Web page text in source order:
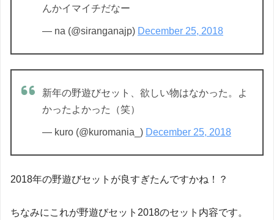
んかイマイチだなー
— na (@siranganajp) December 25, 2018
新年の野遊びセット、欲しい物はなかった。よ
かったよかった（笑）
— kuro (@kuromania_) December 25, 2018
2018年の野遊びセットが良すぎたんですかね！？
ちなみにこれが野遊びセット2018のセット内容です。